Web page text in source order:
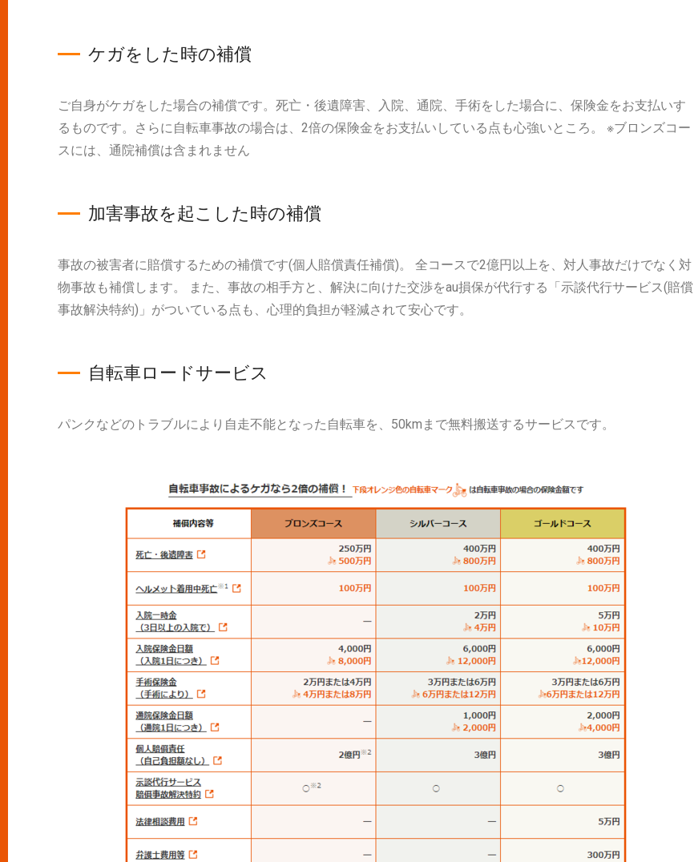
ケガをした時の補償
ご自身がケガをした場合の補償です。死亡・後遺障害、入院、通院、手術をした場合に、保険金をお支払いす
るものです。さらに自転車事故の場合は、2倍の保険金をお支払いしている点も心強いところ。 ※ブロンズコー
スには、通院補償は含まれません
加害事故を起こした時の補償
事故の被害者に賠償するための補償です(個人賠償責任補償)。 全コースで2億円以上を、対人事故だけでなく対
物事故も補償します。 また、事故の相手方と、解決に向けた交渉をau損保が代行する「示談代行サービス(賠償
事故解決特約)」がついている点も、心理的負担が軽減されて安心です。
自転車ロードサービス
パンクなどのトラブルにより自走不能となった自転車を、50kmまで無料搬送するサービスです。